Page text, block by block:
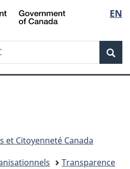
Passer
au
Passer
à
du
Passer
à
simplifiée
de
la
EN
et Citoyenneté Canada
Transparence